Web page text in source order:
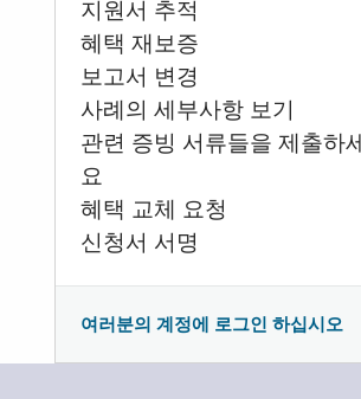
지원서 추적
혜택 재보증
보고서 변경
사례의 세부사항 보기
관련 증빙 서류들을 제출하세
요
혜택 교체 요청
신청서 서명
여러분의 계정에 로그인 하십시오